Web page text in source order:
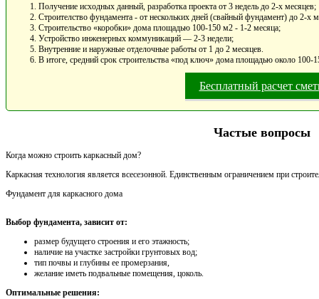
Получение исходных данный, разработка проекта от 3 недель до 2-х месяцев;
Строителство фундамента - от нескольких дней (свайный фундамент) до 2-х
Строительство «коробки» дома площадью 100-150 м2 - 1-2 месяца;
Устройство инженерных коммуникаций — 2-3 недели;
Внутренние и наружные отделочные работы от 1 до 2 месяцев.
В итоге, средний срок строительства «под ключ» дома площадью около 100-
Бесплатный расчет
Частые вопросы
Когда можно строить каркасный дом?
Каркасная технология является всесезонной. Единственным ограничением при
Фундамент для каркасного дома
Выбор фундамента, зависит от:
размер будущего строения и его этажность;
наличие на участке застройки грунтовых вод;
тип почвы и глубины ее промерзания,
желание иметь подвальные помещения, цоколь.
Оптимальные решения: